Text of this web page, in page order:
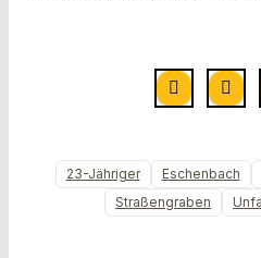
23-Jähriger Eschenbach
Straßengraben